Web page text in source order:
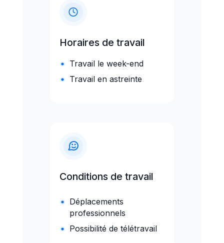
de ses clients internes et
externes
Traitement de
des données
Créer une
Rédiger un cahier des
spécifications
techniques
Recherche,
Horaires de travail
Travail le week-end
Travail en astreinte
Conditions de travail
Déplacements
professionnels
Possibilité de télétravail